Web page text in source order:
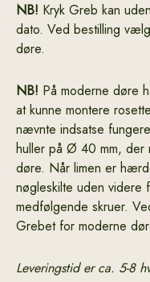
NB! Kryk Greb kan
dato. Ved bestilling
døre.
NB! På moderne døre
at kunne montere
nævnte indsatse
huller på Ø 40 mm, der
døre. Når limen er
nøgleskilte uden
medfølgende skruer.
Grebet for moderne
Leveringstid er ca. 5-8